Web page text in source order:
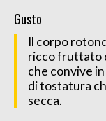
Gusto
Il corpo
ricco fruttato
che convive
di tostatura
secca.